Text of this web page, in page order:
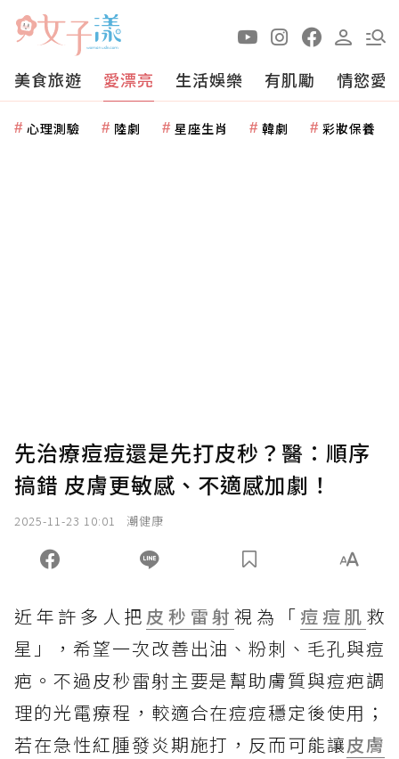
美食旅遊 愛漂亮 生活娛樂 有肌勵 情慾愛
心理測驗 陸劇 星座生肖 韓劇 彩妝保養
先治療痘痘還是先打皮秒？醫：順序
搞錯 皮膚更敏感、不適感加劇！
2025-11-23 10:01 潮健康
近年許多人把 皮秒雷射 視為「 痘痘肌 救
星」，希望一次改善出油、粉刺、毛孔與痘
疤。不過皮秒雷射主要是幫助膚質與痘疤調
理的光電療程，較適合在痘痘穩定後使用；
若在急性紅腫發炎期施打，反而可能讓皮膚